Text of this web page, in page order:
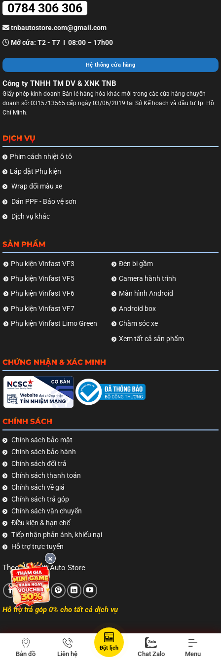
0784 306 306
tnbautostore.com@gmail.com
Mở cửa: T2 - T7 I 08:00 – 17h00
Hệ thống cửa hàng
Công ty TNHH TM DV & XNK TNB
Giấy phép kinh doanh Bán lẻ hàng hóa khác mới trong các cửa hàng chuyên
doanh số: 0315713565 cấp ngày 03/06/2019 tại Sở Kế hoạch và đầu tư Tp. Hồ
Chí Minh.
DỊCH VỤ
Phim cách nhiệt ô tô
Lắp đặt Phụ kiện
Wrap đổi màu xe
Dán PPF - Bảo vệ sơn
Dịch vụ khác
SẢN PHẨM
Phụ kiện Vinfast VF3
Phụ kiện Vinfast VF5
Phụ kiện Vinfast VF6
Phụ kiện Vinfast VF7
Phụ kiện Vinfast Limo Green
Đèn bi gầm
Camera hành trình
Màn hình Android
Android box
Chăm sóc xe
Xem tất cả sản phẩm
CHỨNG NHẬN & XÁC MINH
CHÍNH SÁCH
Chính sách bảo mật
Chính sách bảo hành
Chính sách đổi trả
Chính sách thanh toán
Chính sách về giá
Chính sách trả góp
Chính sách vận chuyển
Điều kiện & hạn chế
Tiếp nhận phản ánh, khiếu nại
Hỗ trợ trực tuyến
Theo dõi TNB Auto Store
Hỗ trợ trả góp 0% cho tất cả dịch vụ
Copyright 2026 ©tnbvn.com
Bản đồ Liên hệ
Đặt lịch
Chat Zalo Menu